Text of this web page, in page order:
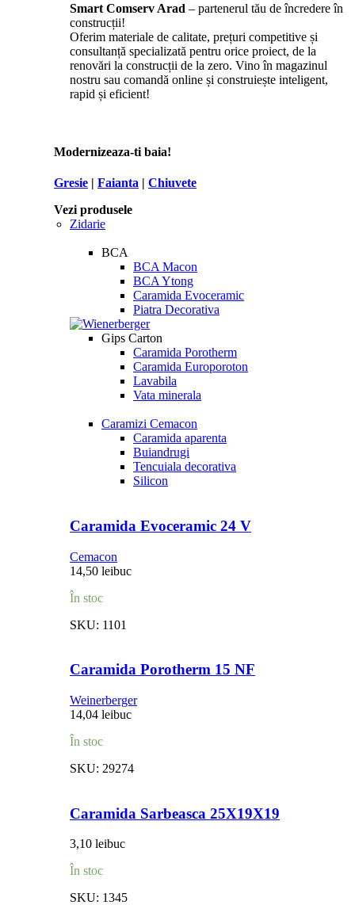
Smart Comserv Arad – partenerul tău de încredere în
construcții!
Oferim materiale de calitate, prețuri competitive și
consultanță specializată pentru orice proiect, de la
renovări la construcții de la zero. Vino în magazinul
nostru sau comandă online și construiește inteligent,
rapid și eficient!
Modernizeaza-ti baia!
Gresie | Faianta | Chiuvete
Vezi produsele
Zidarie
BCA
BCA Macon
BCA Ytong
Caramida Evoceramic
Piatra Decorativa
Gips Carton
Caramida Porotherm
Caramida Europoroton
Lavabila
Vata minerala
Caramizi Cemacon
Caramida aparenta
Buiandrugi
Tencuiala decorativa
Silicon
Caramida Evoceramic 24 V
Cemacon
14,50 leibuc
În stoc
SKU: 1101
Caramida Porotherm 15 NF
Weinerberger
14,04 leibuc
În stoc
SKU: 29274
Caramida Sarbeasca 25X19X19
3,10 leibuc
În stoc
SKU: 1345